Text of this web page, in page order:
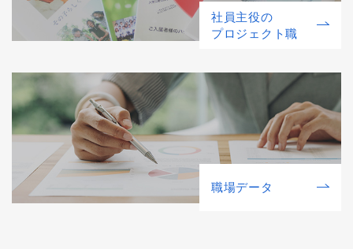
社員主役の
プロジェクト職
職場データ